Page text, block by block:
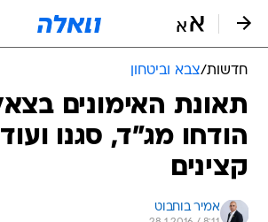
חדשות/צבא וביטחון
תאונת האימונים
הודחו מג"ד, סגנו
קצינים
אמיר בוחבוט